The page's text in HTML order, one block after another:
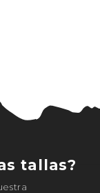
tallas?